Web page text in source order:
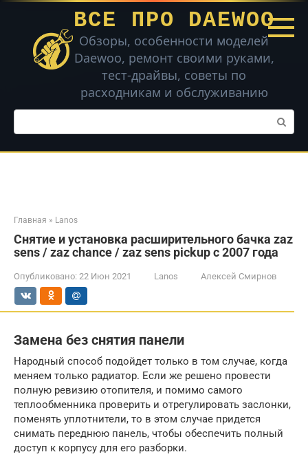
Перейти
контенту
ВСЕ ПРО DAEWOO
Обзоры, особенности моделей
Daewoo, ремонт своими руками,
тест-драйвы, советы по
расходникам и обслуживанию
Поиск:
Главная » Lanos
Снятие и установка расширительного бачка zaz
sens / zaz chance / zaz sens pickup с 2007 года
Опубликовано: 22 Июн 2021 Lanos Алексей Смирнов
Замена без снятия панели
Народный способ подойдет только в том случае, когда
меняем только радиатор. Если же решено провести
полную ревизию отопителя, и помимо самого
теплообменника проверить и отрегулировать заслонки,
поменять уплотнители, то в этом случае придется
снимать переднюю панель, чтобы обеспечить полный
доступ к корпусу для его разборки.